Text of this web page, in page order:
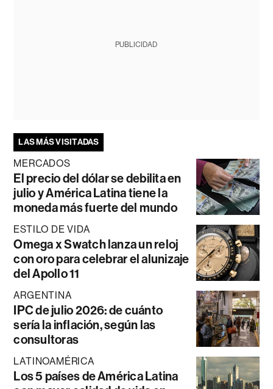
PUBLICIDAD
LAS MÁS VISITADAS
MERCADOS
El precio del dólar se debilita en
julio y América Latina tiene la
moneda más fuerte del mundo
ESTILO DE VIDA
Omega x Swatch lanza un reloj
con oro para celebrar el alunizaje
del Apollo 11
ARGENTINA
IPC de julio 2026: de cuánto
sería la inflación, según las
consultoras
LATINOAMÉRICA
Los 5 países de América Latina